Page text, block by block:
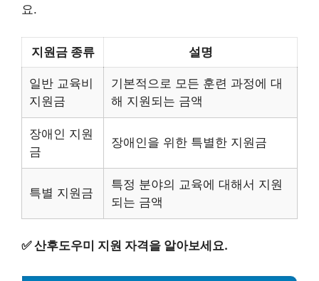
요.
지원금 종류 설명
일반 교육비
지원금
기본적으로 모든 훈련 과정에 대
해 지원되는 금액
장애인 지원
금
장애인을 위한 특별한 지원금
특별 지원금
특정 분야의 교육에 대해서 지원
되는 금액
✅산후도우미 지원 자격을 알아보세요.